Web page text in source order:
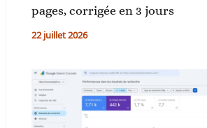
pages, corrigée en 3 jours
22 juillet 2026